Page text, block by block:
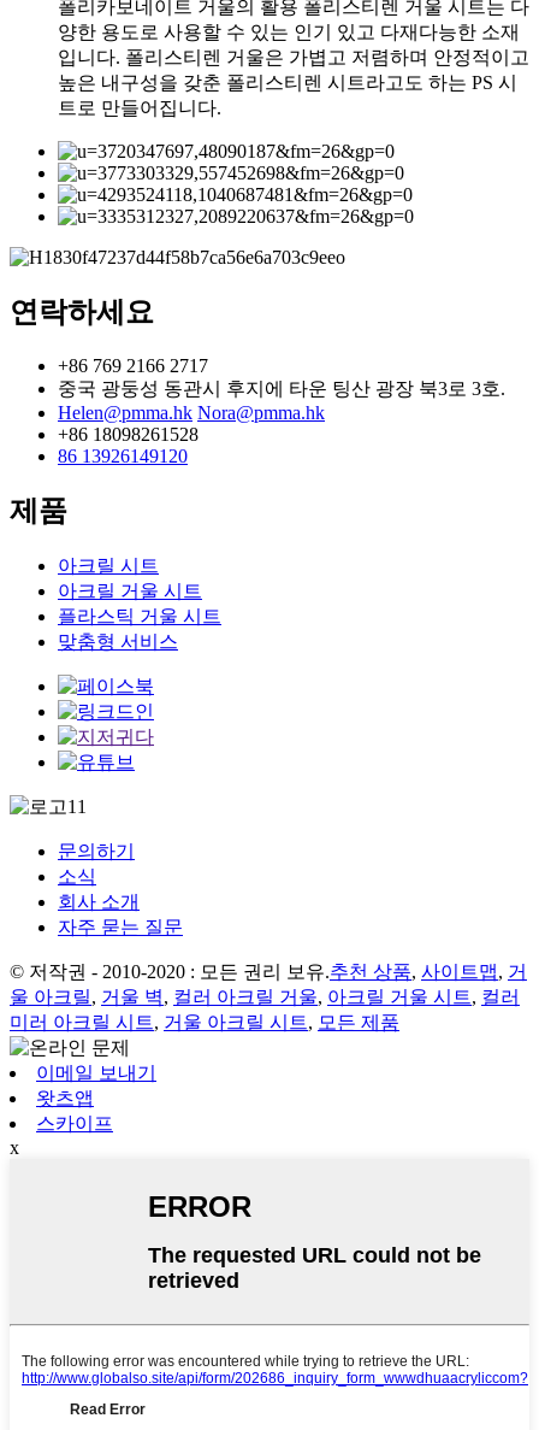
폴리카보네이트 거울의 활용 폴리스티렌 거울 시트는 다
양한 용도로 사용할 수 있는 인기 있고 다재다능한 소재
입니다. 폴리스티렌 거울은 가볍고 저렴하며 안정적이고
높은 내구성을 갖춘 폴리스티렌 시트라고도 하는 PS 시
트로 만들어집니다.
연락하세요
+86 769 2166 2717
중국 광둥성 동관시 후지에 타운 팅산 광장 북3로 3호.
Helen@pmma.hk Nora@pmma.hk
+86 18098261528
86 13926149120
제품
아크릴 시트
아크릴 거울 시트
플라스틱 거울 시트
맞춤형 서비스
문의하기
소식
회사 소개
자주 묻는 질문
© 저작권 - 2010-2020 : 모든 권리 보유.추천 상품, 사이트맵, 거
울 아크릴, 거울 벽, 컬러 아크릴 거울, 아크릴 거울 시트, 컬러
미러 아크릴 시트, 거울 아크릴 시트, 모든 제품
이메일 보내기
왓츠앱
스카이프
x